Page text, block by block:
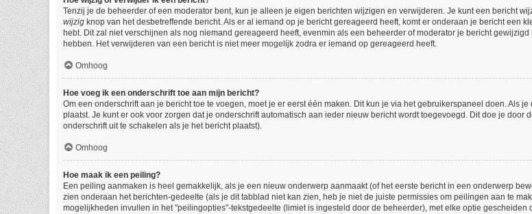
Tenzij je de beheerder of een moderator bent, kun je alleen je eigen berichten wijzigen en verwijderen. Je kunt een bericht
wijzig knop van het desbetreffende bericht. Als er al iemand op je bericht gereageerd heeft, komt er onderaan je bericht een
hebt. Dit zal niet verschijnen als nog niemand gereageerd heeft, evenmin als een beheerder of moderator je bericht
hebben. Het verwijderen van een bericht is niet meer mogelijk zodra er iemand op gereageerd heeft.
Omhoog
Hoe voeg ik een onderschrift toe aan mijn bericht?
Om een onderschrift aan je bericht toe te voegen, moet je er eerst één maken. Dit kun je via het gebruikerspaneel doen. Als
plaatst. Je kunt er ook voor zorgen dat je onderschrift automatisch aan ieder nieuw bericht wordt toegevoegd. Dit doe je
onderschrift uit te schakelen als je het bericht plaatst).
Omhoog
Hoe maak ik een peiling?
Een peiling aanmaken is heel gemakkelijk, als je een nieuw onderwerp aanmaakt (of het eerste bericht in een onderwerp
zien onderaan het berichten-gedeelte (als je dit tabblad niet kan zien, heb je niet de juiste permissies om peilingen aan te
mogelijkheden invullen in het "peilingopties"-tekstgedeelte (limiet is ingesteld door de beheerder), met elke optie